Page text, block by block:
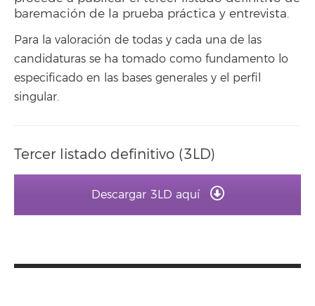
baremación de la prueba práctica y entrevista.
Para la valoración de todas y cada una de las
candidaturas se ha tomado como fundamento lo
especificado en las bases generales y el perfil
singular.
Tercer listado definitivo (3LD)
Descargar 3LD aquí